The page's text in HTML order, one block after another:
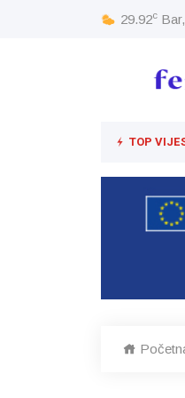
29.92c
TOP